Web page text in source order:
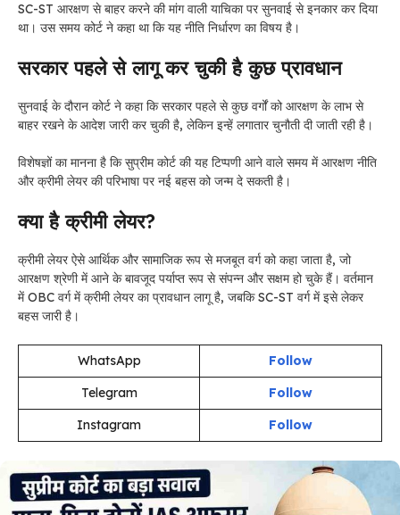
SC-ST आरक्षण से बाहर करने की मांग वाली याचिका पर सुनवाई से इनकार कर दिया
था। उस समय कोर्ट ने कहा था कि यह नीति निर्धारण का विषय है।
सरकार पहले से लागू कर चुकी है कुछ प्रावधान
सुनवाई के दौरान कोर्ट ने कहा कि सरकार पहले से कुछ वर्गों को आरक्षण के लाभ से
बाहर रखने के आदेश जारी कर चुकी है, लेकिन इन्हें लगातार चुनौती दी जाती रही है।
विशेषज्ञों का मानना है कि सुप्रीम कोर्ट की यह टिप्पणी आने वाले समय में आरक्षण नीति
और क्रीमी लेयर की परिभाषा पर नई बहस को जन्म दे सकती है।
क्या है क्रीमी लेयर?
क्रीमी लेयर ऐसे आर्थिक और सामाजिक रूप से मजबूत वर्ग को कहा जाता है, जो
आरक्षण श्रेणी में आने के बावजूद पर्याप्त रूप से संपन्न और सक्षम हो चुके हैं। वर्तमान
में OBC वर्ग में क्रीमी लेयर का प्रावधान लागू है, जबकि SC-ST वर्ग में इसे लेकर
बहस जारी है।
WhatsApp
Follow
Telegram
Follow
Instagram
Follow